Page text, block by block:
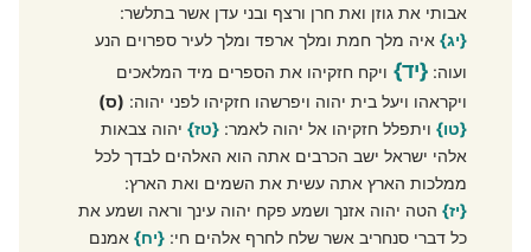
אבותי את גוזן ואת חרן ורצף ובני עדן אשר בתלשר:
{יג} איה מלך חמת ומלך ארפד ומלך לעיר ספרוים הנע
ועוה:{יד} ויקח חזקיהו את הספרים מיד המלאכים
ויקראהו ויעל בית יהוה ויפרשהו חזקיהו לפני יהוה: (ס)
{טו} ויתפלל חזקיהו אל יהוה לאמר:{טז} יהוה צבאות
אלהי ישראל ישב הכרבים אתה הוא האלהים לבדך לכל
ממלכות הארץ אתה עשית את השמים ואת הארץ:
{יז} הטה יהוה אזנך ושמע פקח יהוה עינך וראה ושמע את
כל דברי סנחריב אשר שלח לחרף אלהים חי:{יח} אמנם